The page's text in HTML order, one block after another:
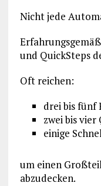
Nicht jede
und QuickSteps
Oft reichen:
drei bis fünf
zwei bis vier
einige
um einen
abzudecken.